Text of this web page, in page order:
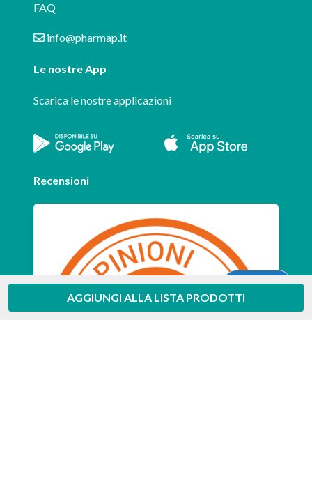
AGGIUNGI ALLA LISTA PRODOTTI
FAQ
info@pharmap.it
Le nostre App
Scarica le nostre applicazioni
Recensioni
Aiuto